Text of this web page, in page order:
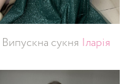
Випускна сукня Іларія